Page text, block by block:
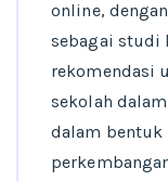
online,
sebagai studi
rekomendasi
sekolah
dalam bentuk